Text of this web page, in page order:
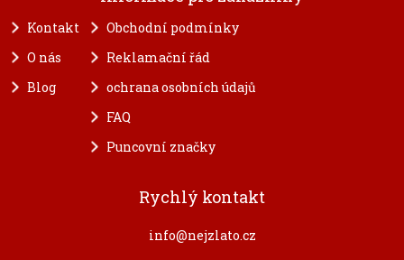
Kontakt
O nás
Blog
Obchodní podmínky
Reklamační řád
ochrana osobních údajů
FAQ
Puncovní značky
Rychlý kontakt
info@nejzlato.cz